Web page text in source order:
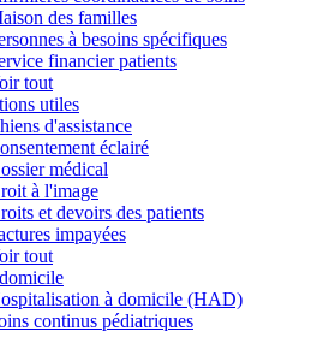
des familles
à besoins spécifiques
financier patients
tout
utiles
d'assistance
éclairé
médical
à l'image
et devoirs des patients
impayées
tout
à domicile (HAD)
continus pédiatriques